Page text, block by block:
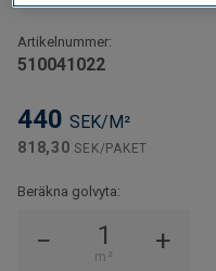
Artikelnummer:
510041022
440 SEK/M²
818,30SEK/PAKET
Beräkna golvyta:
− m² +